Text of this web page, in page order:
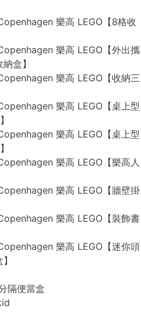
樂高 LEGO【8格收
樂高 LEGO【外出攜
盒】
樂高 LEGO【收納三
樂高 LEGO【桌上型
樂高 LEGO【桌上型
樂高 LEGO【樂高人
樂高 LEGO【牆壁掛
樂高 LEGO【裝飾書
樂高 LEGO【迷你頭
隔便當盒